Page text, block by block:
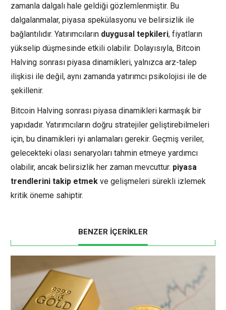
zamanla dalgalı hale geldiği gözlemlenmiştir. Bu
dalgalanmalar, piyasa spekülasyonu ve belirsizlik ile
bağlantılıdır. Yatırımcıların duygusal tepkileri, fiyatların
yükselip düşmesinde etkili olabilir. Dolayısıyla, Bitcoin
Halving sonrası piyasa dinamikleri, yalnızca arz-talep
ilişkisi ile değil, aynı zamanda yatırımcı psikolojisi ile de
şekillenir.
Bitcoin Halving sonrası piyasa dinamikleri karmaşık bir
yapıdadır. Yatırımcıların doğru stratejiler geliştirebilmeleri
için, bu dinamikleri iyi anlamaları gerekir. Geçmiş veriler,
gelecekteki olası senaryoları tahmin etmeye yardımcı
olabilir, ancak belirsizlik her zaman mevcuttur. piyasa
trendlerini takip etmek ve gelişmeleri sürekli izlemek
kritik öneme sahiptir.
BENZER İÇERİKLER